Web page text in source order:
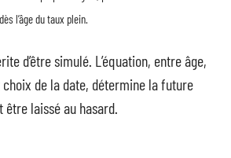
l’âge du taux plein.
d’être simulé. L’équation, entre âge,
de la date, détermine la future
être laissé au hasard.